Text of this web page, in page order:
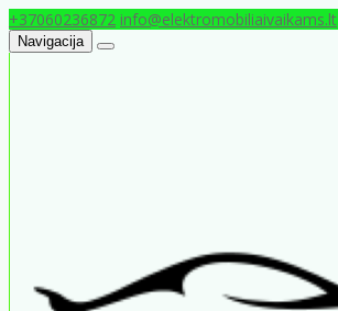
+37060236872 info@elektromobiliaivaikams.lt
Navigacija